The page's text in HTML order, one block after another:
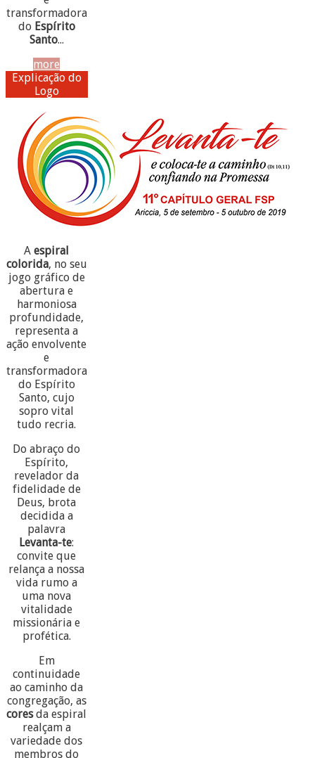
transformadora
do Espírito
Santo...
more
Explicação do
Logo
Aespiral
colorida, no seu
jogo gráfico de
abertura e
harmoniosa
profundidade,
representa a
ação envolvente
e
transformadora
do Espírito
Santo, cujo
sopro vital
tudo recria.
Do abraço do
Espírito,
revelador da
fidelidade de
Deus, brota
decidida a
palavra
Levanta-te:
convite que
relança a nossa
vida rumo a
uma nova
vitalidade
missionária e
profética.
Em
continuidade
ao caminho da
congregação, as
coresda espiral
realçam a
variedade dos
membros do